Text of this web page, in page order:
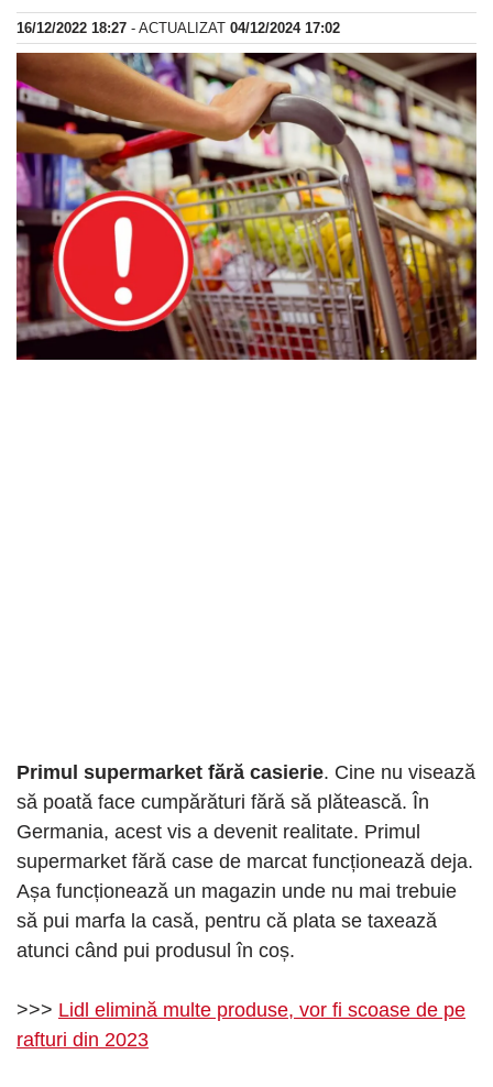
16/12/2022 18:27 - ACTUALIZAT 04/12/2024 17:02
Primul supermarket fără casierie. Cine nu visează
să poată face cumpărături fără să plătească. În
Germania, acest vis a devenit realitate. Primul
supermarket fără case de marcat funcționează deja.
Așa funcționează un magazin unde nu mai trebuie
să pui marfa la casă, pentru că plata se taxează
atunci când pui produsul în coș.
>>> Lidl elimină multe produse, vor fi scoase de pe
rafturi din 2023